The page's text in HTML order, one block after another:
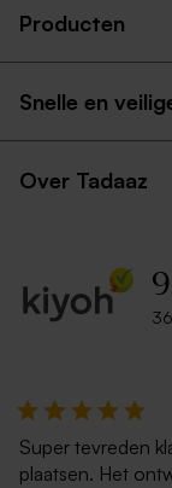
Witte vierkante
Metallic zilver
Producten
Snelle en
Over Tadaaz
Super tevreden
plaatsen. Het